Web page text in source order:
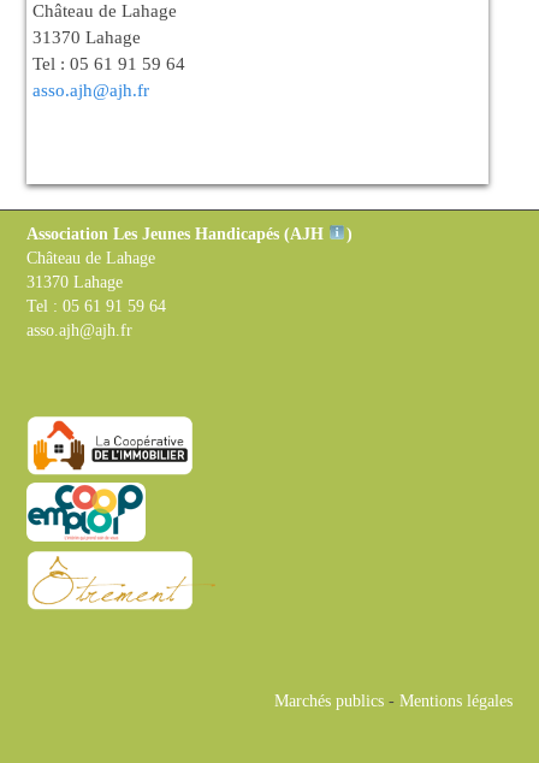
Château de Lahage
31370 Lahage
Tel : 05 61 91 59 64
asso.ajh@ajh.fr
Association Les Jeunes Handicapés (AJH
)
Château de Lahage
31370 Lahage
Tel : 05 61 91 59 64
asso.ajh@ajh.fr
Marchés publics- Mentions légales